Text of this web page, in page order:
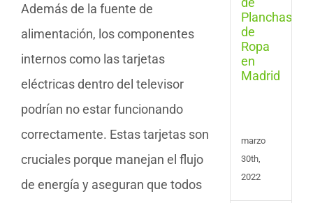
Además de la fuente de
alimentación, los componentes
internos como las tarjetas
eléctricas dentro del televisor
podrían no estar funcionando
correctamente. Estas tarjetas son
cruciales porque manejan el flujo
de energía y aseguran que todos
de
marzo
30th,
2022